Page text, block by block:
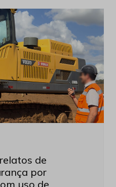
de
por
uso de